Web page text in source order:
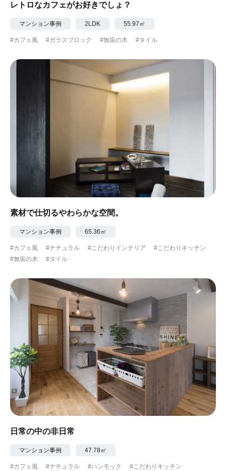
レトロなカフェがお好きでしょ？
マンション事例 2LDK 55.97㎡
#カフェ風 #ガラスブロック #無垢の木 #タイル
素材で仕切るやわらかな空間。
マンション事例 65.36㎡
#カフェ風 #ナチュラル #こだわりインテリア
#こだわりキッチン
#無垢の木
#タイル
日常の中の非日常
マンション事例 47.78㎡
#カフェ風 #ナチュラル #ハンモック
#こだわりキッチン